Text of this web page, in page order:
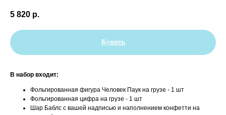
5 820 р.
Купить
В набор входит:
Фольгированная фигура Человек Паук на грузе - 1 шт
Фольгированная цифра на грузе - 1 шт
Шар Баблс с вашей надписью и наполнением конфетти на